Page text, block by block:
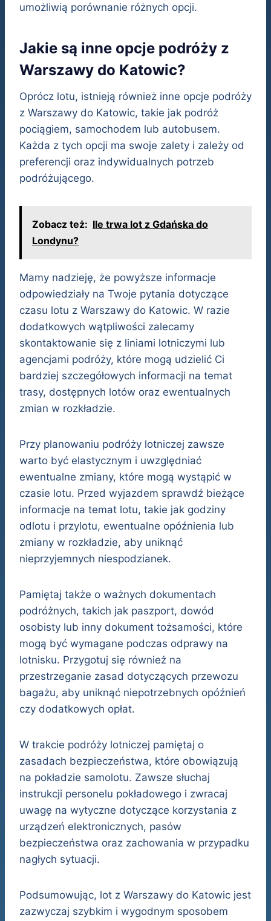
umożliwią porównanie różnych opcji.
Jakie są inne opcje podróży z
Warszawy do Katowic?
Oprócz lotu, istnieją również inne opcje podróży
z Warszawy do Katowic, takie jak podróż
pociągiem, samochodem lub autobusem.
Każda z tych opcji ma swoje zalety i zależy od
preferencji oraz indywidualnych potrzeb
podróżującego.
Zobacz też: Ile trwa lot z Gdańska do
Londynu?
Mamy nadzieję, że powyższe informacje
odpowiedziały na Twoje pytania dotyczące
czasu lotu z Warszawy do Katowic. W razie
dodatkowych wątpliwości zalecamy
skontaktowanie się z liniami lotniczymi lub
agencjami podróży, które mogą udzielić Ci
bardziej szczegółowych informacji na temat
trasy, dostępnych lotów oraz ewentualnych
zmian w rozkładzie.
Przy planowaniu podróży lotniczej zawsze
warto być elastycznym i uwzględniać
ewentualne zmiany, które mogą wystąpić w
czasie lotu. Przed wyjazdem sprawdź bieżące
informacje na temat lotu, takie jak godziny
odlotu i przylotu, ewentualne opóźnienia lub
zmiany w rozkładzie, aby uniknąć
nieprzyjemnych niespodzianek.
Pamiętaj także o ważnych dokumentach
podróżnych, takich jak paszport, dowód
osobisty lub inny dokument tożsamości, które
mogą być wymagane podczas odprawy na
lotnisku. Przygotuj się również na
przestrzeganie zasad dotyczących przewozu
bagażu, aby uniknąć niepotrzebnych opóźnień
czy dodatkowych opłat.
W trakcie podróży lotniczej pamiętaj o
zasadach bezpieczeństwa, które obowiązują
na pokładzie samolotu. Zawsze słuchaj
instrukcji personelu pokładowego i zwracaj
uwagę na wytyczne dotyczące korzystania z
urządzeń elektronicznych, pasów
bezpieczeństwa oraz zachowania w przypadku
nagłych sytuacji.
Podsumowując, lot z Warszawy do Katowic jest
zazwyczaj szybkim i wygodnym sposobem